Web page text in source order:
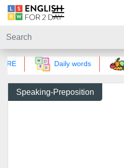
Daily words
Speaking-Preposition